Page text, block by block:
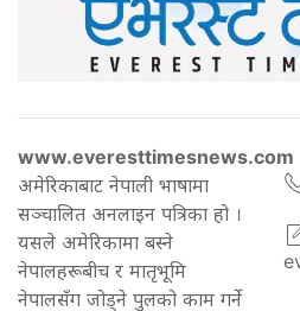
www.everesttimesnews.com
अमेरिकाबाट नेपाली भाषामा
सञ्चालित अनलाइन पत्रिका हो ।
यसले अमेरिकामा बस्ने
नेपालहरूबीच र मातृभूमि
नेपालसँग जोड्ने पुलको काम गर्ने